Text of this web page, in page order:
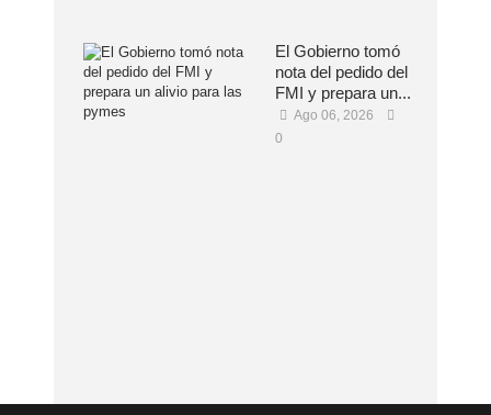
El Gobierno tomó
nota del pedido del
FMI y prepara un...
Ago 06, 2026
0